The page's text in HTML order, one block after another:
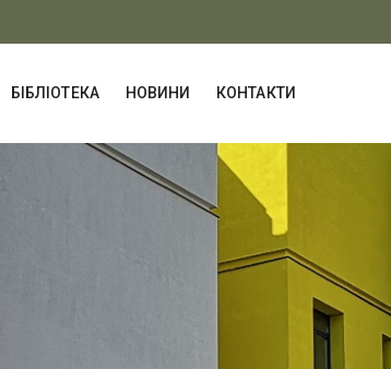
БІБЛІОТЕКА НОВИНИ КОНТАКТИ